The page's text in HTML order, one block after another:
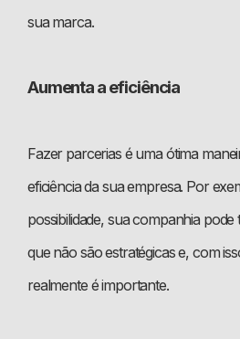
sua marca.
Aumenta a eficiência
Fazer parcerias é uma ótima
eficiência da sua empresa. Por
possibilidade, sua companhia
que não são estratégicas e, com
realmente é importante.